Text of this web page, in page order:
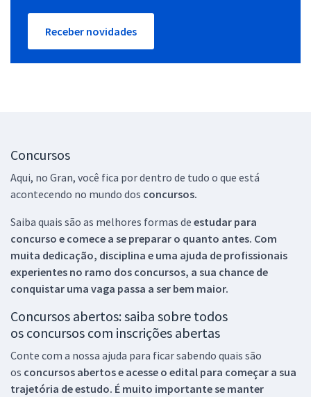
Receber novidades
Concursos
Aqui, no Gran, você fica por dentro de tudo o que está
acontecendo no mundo dos concursos.
Saiba quais são as melhores formas de estudar para
concurso e comece a se preparar o quanto antes. Com
muita dedicação, disciplina e uma ajuda de profissionais
experientes no ramo dos concursos, a sua chance de
conquistar uma vaga passa a ser bem maior.
Concursos abertos: saiba sobre todos
os concursos com inscrições abertas
Conte com a nossa ajuda para ficar sabendo quais são
os concursos abertos e acesse o edital para começar a sua
trajetória de estudo. É muito importante se manter